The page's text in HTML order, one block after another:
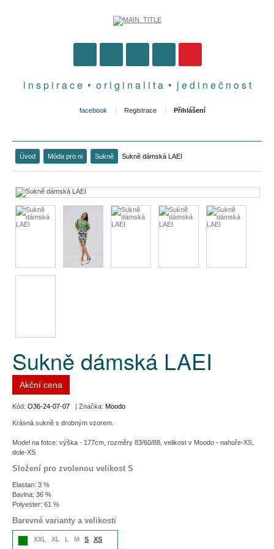
i n s p i r a c e • o r i g i n a l i t a • j e d i n e č n o s t
facebook Registrace Přihlášení
Úvod Móda pro ni Sukně Sukně dámská LAEI
Sukně dámská LAEI
Akční cena
Kód: O36-24-07-07 | Značka: Moodo
Krásná sukně s drobným vzorem.
Model na fotce: výška - 177cm, rozměry 83/60/88, velikost v Moodo - nahoře-XS,
dole-XS
Složení pro zvolenou velikost S
Elastan: 3 %
Bavlna: 36 %
Polyester: 61 %
Barevné varianty a velikosti
XXL XL L M S XS